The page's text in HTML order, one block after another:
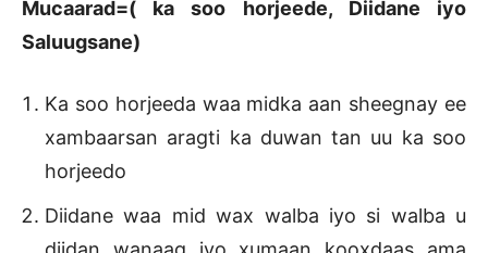
Mucaarad=( ka soo horjeede, Diidane iyo
Saluugsane)
Ka soo horjeeda waa midka aan sheegnay ee
xambaarsan aragti ka duwan tan uu ka soo
horjeedo
Diidane waa mid wax walba iyo si walba u